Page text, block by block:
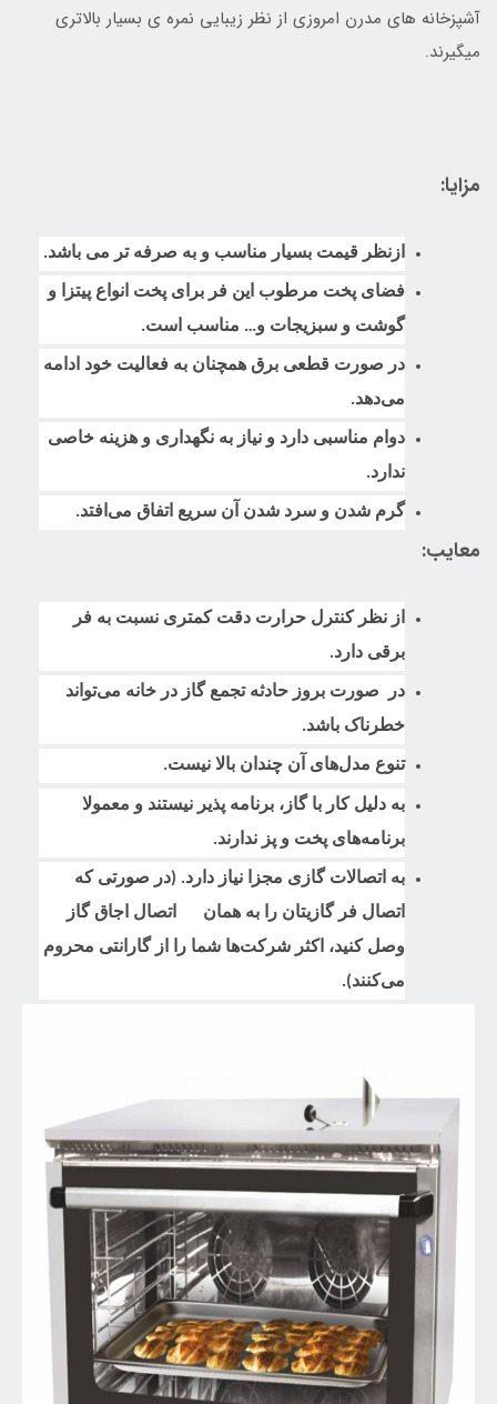
آشپزخانه های مدرن امروزی از نظر زیبایی نمره ی بسیار بالاتری
میگیرند.
مزایا:
ازنظر قیمت بسیار مناسب و به صرفه تر می باشد.
فضای پخت مرطوب این فر برای پخت انواع پیتزا و
گوشت و سبزیجات و… مناسب است.
در صورت قطعی برق همچنان به فعالیت خود ادامه
می‌دهد.
دوام مناسبی دارد و نیاز به نگهداری و هزینه خاصی
ندارد.
گرم شدن و سرد شدن آن سریع اتفاق می‌افتد.
معایب:
از نظر کنترل حرارت دقت کمتری نسبت به فر
برقی دارد.
در صورت بروز حادثه تجمع گاز در خانه می‌تواند
خطرناک باشد.
تنوع مدل‌های آن چندان بالا نیست.
به دلیل کار با گاز، برنامه پذیر نیستند و معمولا
برنامه‌های پخت و پز ندارند.
به اتصالات گازی مجزا نیاز دارد. (در صورتی که
اتصال فر گازیتان را به همان اتصال اجاق گاز
وصل کنید، اکثر شرکت‌ها شما را از گارانتی محروم
می‌کنند).